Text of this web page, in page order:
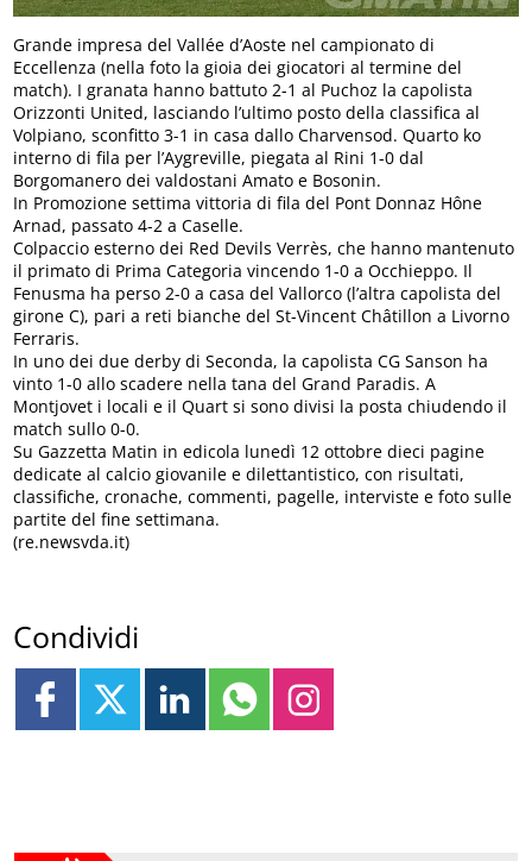
Grande impresa del Vallée d’Aoste nel campionato di
Eccellenza (nella foto la gioia dei giocatori al termine del
match). I granata hanno battuto 2-1 al Puchoz la capolista
Orizzonti United, lasciando l’ultimo posto della classifica al
Volpiano, sconfitto 3-1 in casa dallo Charvensod. Quarto ko
interno di fila per l’Aygreville, piegata al Rini 1-0 dal
Borgomanero dei valdostani Amato e Bosonin.
In Promozione settima vittoria di fila del Pont Donnaz Hône
Arnad, passato 4-2 a Caselle.
Colpaccio esterno dei Red Devils Verrès, che hanno mantenuto
il primato di Prima Categoria vincendo 1-0 a Occhieppo. Il
Fenusma ha perso 2-0 a casa del Vallorco (l’altra capolista del
girone C), pari a reti bianche del St-Vincent Châtillon a Livorno
Ferraris.
In uno dei due derby di Seconda, la capolista CG Sanson ha
vinto 1-0 allo scadere nella tana del Grand Paradis. A
Montjovet i locali e il Quart si sono divisi la posta chiudendo il
match sullo 0-0.
Su Gazzetta Matin in edicola lunedì 12 ottobre dieci pagine
dedicate al calcio giovanile e dilettantistico, con risultati,
classifiche, cronache, commenti, pagelle, interviste e foto sulle
partite del fine settimana.
(re.newsvda.it)
Condividi